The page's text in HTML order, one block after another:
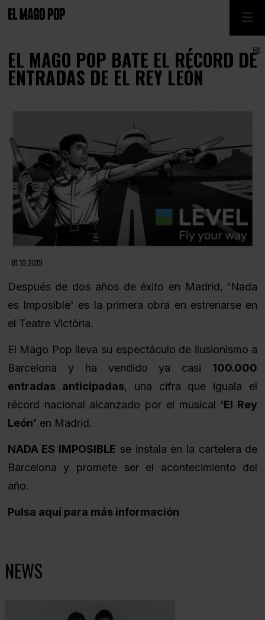
EL MAGO POP BATE EL RÉCORD DE
ENTRADAS DE EL REY LEÓN
01.10.2019
Después de dos años de éxito en Madrid, 'Nada
es Imposible' es la primera obra en estrenarse en
el Teatre Victòria.
El Mago Pop lleva su espectáculo de ilusionismo a
Barcelona y ha vendido ya casi 100.000
entradas anticipadas, una cifra que iguala el
récord nacional alcanzado por el musical ‘El Rey
León’ en Madrid.
NADA ES IMPOSIBLE se instala en la cartelera de
Barcelona y promete ser el acontecimiento del
año.
Pulsa aquí para más información
NEWS